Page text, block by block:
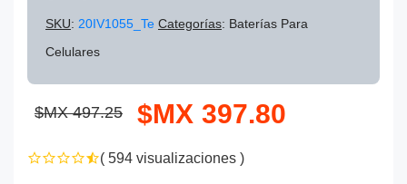
SKU: 20IV1055_Te Categorías: Baterías Para
Celulares
$MX 497.25 $MX 397.80
( 594 visualizaciones )